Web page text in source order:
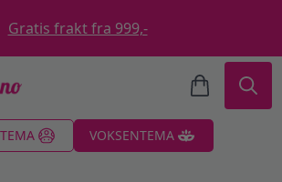
Gratis frakt fra 999,-
VOKSENTEMA